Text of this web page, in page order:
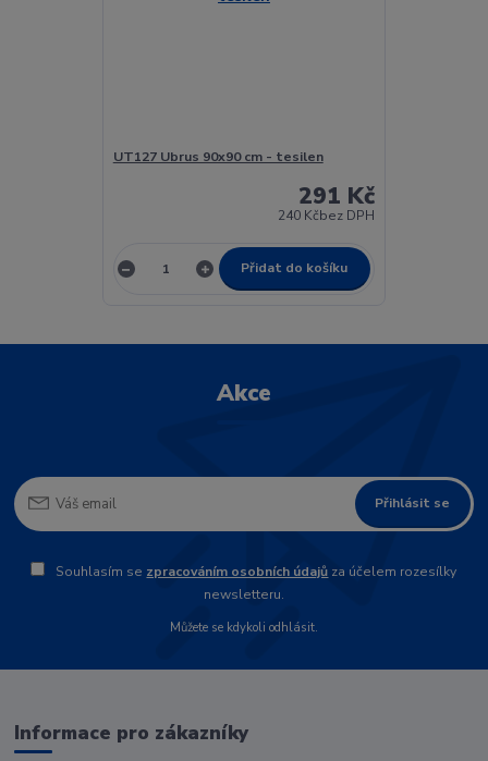
UT127 Ubrus 90x90 cm - tesilen
291 Kč
240 Kčbez DPH
Přidat do košíku
Akce
Přihlásit se
Souhlasím se zpracováním osobních údajů za účelem rozesílky
newsletteru.
Můžete se kdykoli odhlásit.
Informace pro zákazníky